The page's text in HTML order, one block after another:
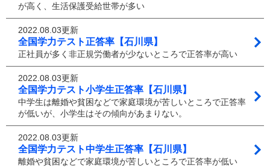
が高く、生活保護受給世帯が多い
2022.08.03更新
全国学力テスト正答率【石川県】
正社員が多く非正規労働者が少ないところで正答率が高い
2022.08.03更新
全国学力テスト小学生正答率【石川県】
中学生は離婚や貧困などで家庭環境が苦しいところで正答率
が低いが、小学生はその傾向があまりない。
2022.08.03更新
全国学力テスト中学生正答率【石川県】
離婚や貧困などで家庭環境が苦しいところで正答率が低い